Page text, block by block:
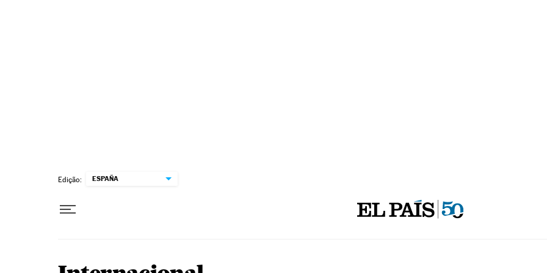
Edição: ESPAÑA